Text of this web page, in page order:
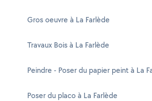
Gros oeuvre à La Farlède
Travaux Bois à La Farlède
Peindre - Poser du papier peint à La
Poser du placo à La Farlède